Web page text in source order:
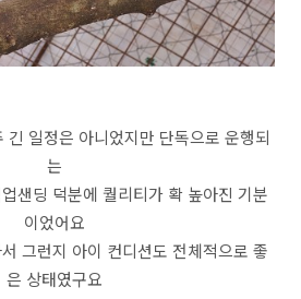
긴 일정은 아니었지만 단독으로 운행되
는
샌딩 덕분에 퀄리티가 확 높아진 기분
이었어요
그런지 아이 컨디션도 전체적으로 좋
은 상태였구요